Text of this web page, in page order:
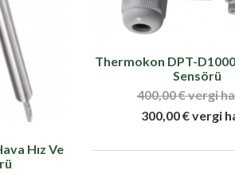
Hız Ve
Thermokon DPT-
Sensörü
400,00 € vergi
300,00 € vergi